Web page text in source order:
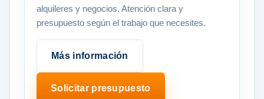
alquileres y negocios. Atención clara y
presupuesto según el trabajo que necesites.
Más información
Solicitar presupuesto